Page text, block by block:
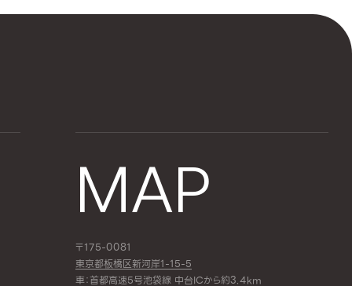
MAP
〒175-0081
東京都板橋区新河岸1-15-5
車：首都高速5号池袋線 中台ICから約3.4km